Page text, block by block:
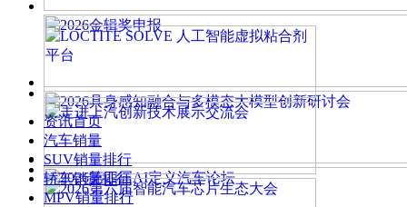
资讯首页
汽车销量
SUV销量排行
轿车销量排行
MPV销量排行